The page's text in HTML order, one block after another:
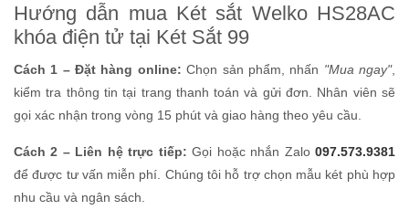
Hướng dẫn mua Két sắt Welko HS28AC
khóa điện tử tại Két Sắt 99
Cách 1 – Đặt hàng online: Chọn sản phẩm, nhấn "Mua ngay",
kiểm tra thông tin tại trang thanh toán và gửi đơn. Nhân viên sẽ
gọi xác nhận trong vòng 15 phút và giao hàng theo yêu cầu.
Cách 2 – Liên hệ trực tiếp: Gọi hoặc nhắn Zalo097.573.9381
để được tư vấn miễn phí. Chúng tôi hỗ trợ chọn mẫu két phù hợp
nhu cầu và ngân sách.